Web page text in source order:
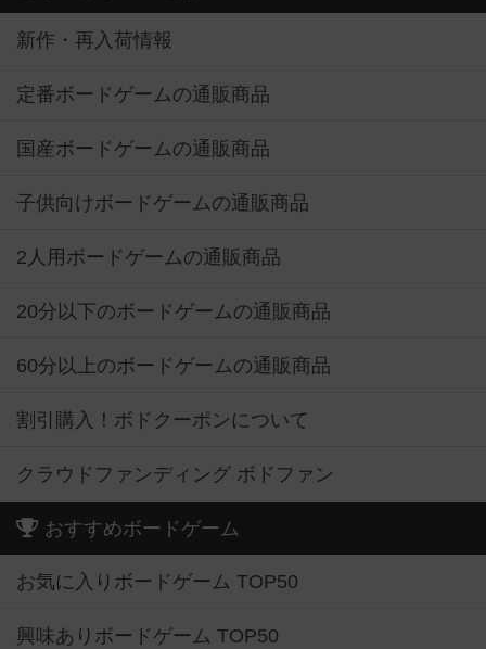
新作・再入荷情報
定番ボードゲームの通販商品
国産ボードゲームの通販商品
子供向けボードゲームの通販商品
2人用ボードゲームの通販商品
20分以下のボードゲームの通販商品
60分以上のボードゲームの通販商品
割引購入！ボドクーポンについて
クラウドファンディング ボドファン
おすすめボードゲーム
お気に入りボードゲーム TOP50
興味ありボードゲーム TOP50